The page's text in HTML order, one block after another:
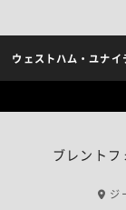
ウェストハム・ユナイ
ブレントフ
ジ